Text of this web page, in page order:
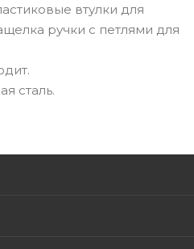
втулки для
ручки с петлями для
сталь.